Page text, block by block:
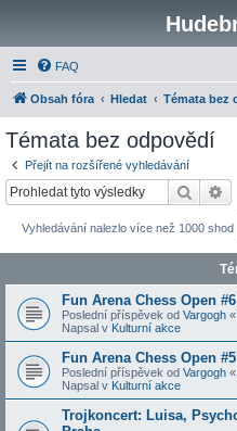
FAQ
Obsah fóra Hledat Témata bez
Témata bez odpovědí
Přejít na rozšířené vyhledávání
Hledat
Vyhledávání nalezlo více než 1000 shod
Fun Arena Chess Open
Poslední příspěvek od Vargogh «
Napsal v Kulturní akce
Fun Arena Chess Open
Poslední příspěvek od Vargogh «
Napsal v Kulturní akce
Trojkoncert: Luisa,